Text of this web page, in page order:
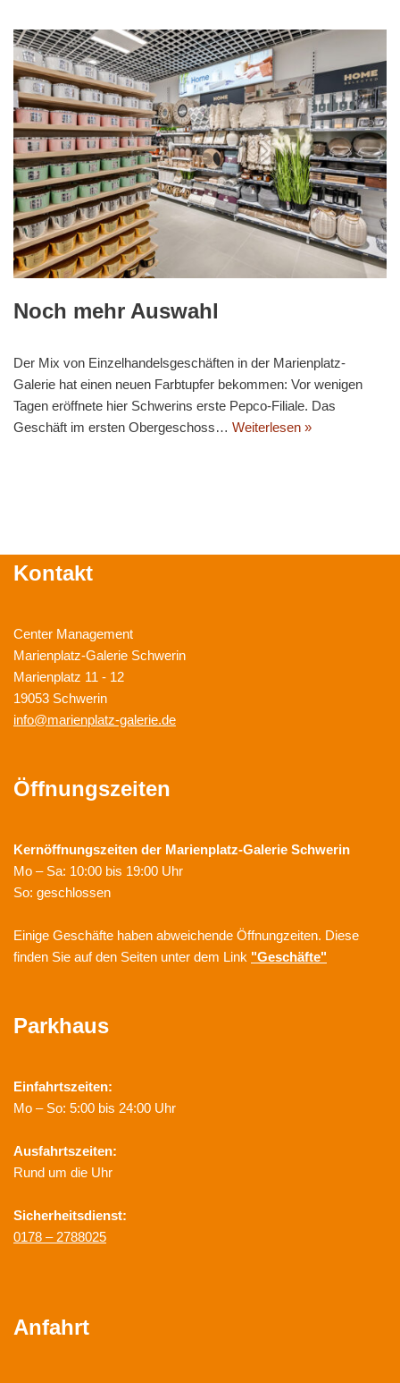
Noch mehr Auswahl
Der Mix von Einzelhandelsgeschäften in der Marienplatz-
Galerie hat einen neuen Farbtupfer bekommen: Vor wenigen
Tagen eröffnete hier Schwerins erste Pepco-Filiale. Das
Geschäft im ersten Obergeschoss… Weiterlesen »
Kontakt
Center Management
Marienplatz-Galerie Schwerin
Marienplatz 11 - 12
19053 Schwerin
info@marienplatz-galerie.de
Öffnungszeiten
Kernöffnungszeiten der Marienplatz-Galerie Schwerin
Mo – Sa: 10:00 bis 19:00 Uhr
So: geschlossen
Einige Geschäfte haben abweichende Öffnungzeiten. Diese
finden Sie auf den Seiten unter dem Link "Geschäfte"
Parkhaus
Einfahrtszeiten:
Mo – So: 5:00 bis 24:00 Uhr
Ausfahrtszeiten:
Rund um die Uhr
Sicherheitsdienst:
0178 – 2788025
Anfahrt